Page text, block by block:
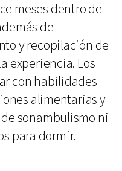
meses dentro de
de
y recopilación de
experiencia. Los
con habilidades
alimentarias y
sonambulismo ni
para dormir.